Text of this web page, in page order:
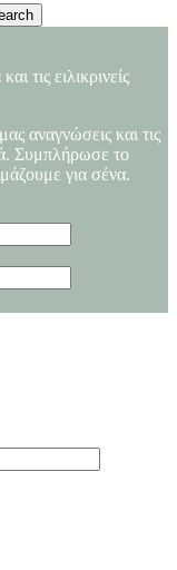
τις ειλικρινείς
αναγνώσεις και τις
Συμπλήρωσε το
για σένα.